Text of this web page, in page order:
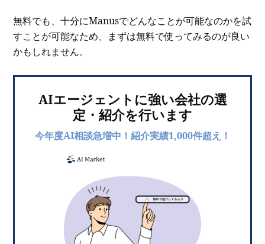
無料でも、十分にManusでどんなことが可能なのかを試
すことが可能なため、まずは無料で使ってみるのが良い
かもしれません。
AIエージェントに強い会社の選
定・紹介を行います
今年度AI相談急増中！紹介実績1,000件超え！